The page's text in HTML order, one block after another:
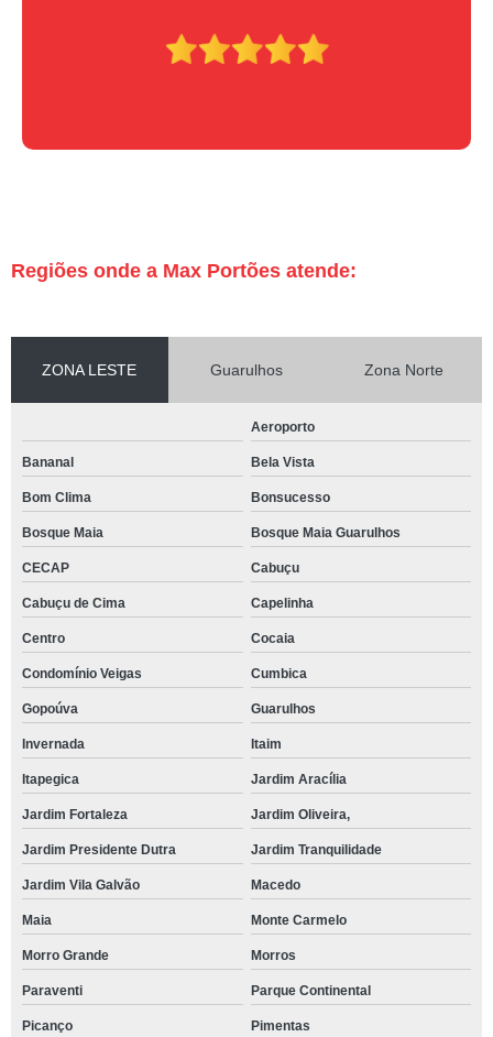
Regiões onde a Max Portões atende:
ZONA LESTE Guarulhos Zona Norte
Aeroporto
Bananal Bela Vista
Bom Clima Bonsucesso
Bosque Maia Bosque Maia Guarulhos
CECAP Cabuçu
Cabuçu de Cima Capelinha
Centro Cocaia
Condomínio Veigas Cumbica
Gopoúva Guarulhos
Invernada Itaim
Itapegica Jardim Aracília
Jardim Fortaleza Jardim Oliveira,
Jardim Presidente Dutra Jardim Tranquilidade
Jardim Vila Galvão Macedo
Maia Monte Carmelo
Morro Grande Morros
Paraventi Parque Continental
Picanço Pimentas